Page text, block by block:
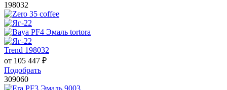
198032
Trend 198032
от 105 447 ₽
Подобрать
309060